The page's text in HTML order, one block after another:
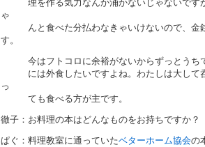
理を作る気力なんか涌かないじゃないです
ゃ
んと食べた分払わなきゃいけないので、金
す。
今はフトコロに余裕がないからずっとうち
には外食したいですよね。わたしは大して
っ
ても食べる方が主です。
徹子：お料理の本はどんなものをお持ちですか？
ぱぐ：料理教室に通っていたベターホーム協会の